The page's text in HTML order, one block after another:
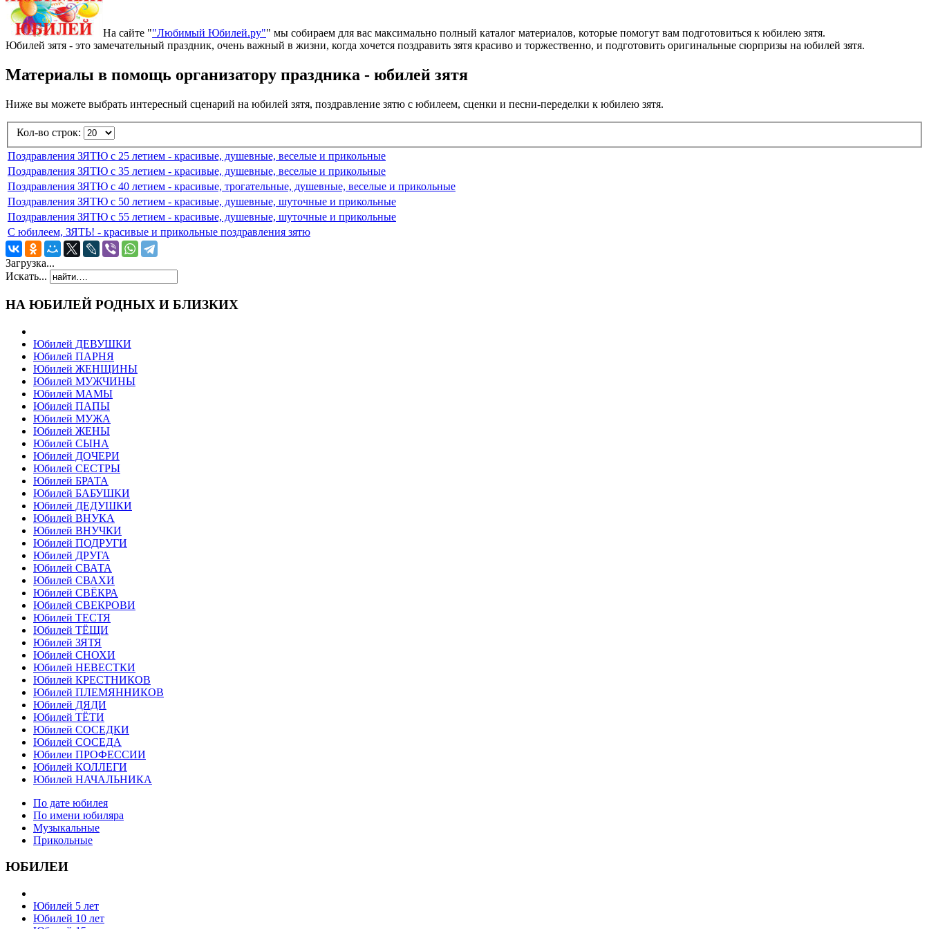
На сайте ""Любимый Юбилей.ру"" мы собираем для вас максимально полный каталог материалов, которые помогут вам подготовиться к юбилею зятя.
Юбилей зятя - это замечательный праздник, очень важный в жизни, когда хочется поздравить зятя красиво и торжественно, и подготовить оригинальные сюрпризы на юбилей зятя.
Материалы в помощь организатору праздника - юбилей зятя
Ниже вы можете выбрать интересный сценарий на юбилей зятя, поздравление зятю с юбилеем, сценки и песни-переделки к юбилею зятя.
Кол-во строк:
Поздравления ЗЯТЮ c 25 летием - красивые, душевные, веселые и прикольные
Поздравления ЗЯТЮ c 35 летием - красивые, душевные, веселые и прикольные
Поздравления ЗЯТЮ c 40 летием - красивые, трогательные, душевные, веселые и прикольные
Поздравления ЗЯТЮ c 50 летием - красивые, душевные, шуточные и прикольные
Поздравления ЗЯТЮ c 55 летием - красивые, душевные, шуточные и прикольные
С юбилеем, ЗЯТЬ! - красивые и прикольные поздравления зятю
Загрузка...
Искать...
НА ЮБИЛЕЙ РОДНЫХ И БЛИЗКИХ
Юбилей ДЕВУШКИ
Юбилей ПАРНЯ
Юбилей ЖЕНЩИНЫ
Юбилей МУЖЧИНЫ
Юбилей МАМЫ
Юбилей ПАПЫ
Юбилей МУЖА
Юбилей ЖЕНЫ
Юбилей СЫНА
Юбилей ДОЧЕРИ
Юбилей СЕСТРЫ
Юбилей БРАТА
Юбилей БАБУШКИ
Юбилей ДЕДУШКИ
Юбилей ВНУКА
Юбилей ВНУЧКИ
Юбилей ПОДРУГИ
Юбилей ДРУГА
Юбилей СВАТА
Юбилей СВАХИ
Юбилей СВЁКРА
Юбилей СВЕКРОВИ
Юбилей ТЕСТЯ
Юбилей ТЁЩИ
Юбилей ЗЯТЯ
Юбилей СНОХИ
Юбилей НЕВЕСТКИ
Юбилей КРЕСТНИКОВ
Юбилей ПЛЕМЯННИКОВ
Юбилей ДЯДИ
Юбилей ТЁТИ
Юбилей СОСЕДКИ
Юбилей СОСЕДА
Юбилеи ПРОФЕССИИ
Юбилей КОЛЛЕГИ
Юбилей НАЧАЛЬНИКА
По дате юбилея
По имени юбиляра
Музыкальные
Прикольные
ЮБИЛЕИ
Юбилей 5 лет
Юбилей 10 лет